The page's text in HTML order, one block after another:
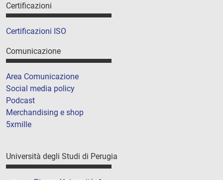
Certificazioni
Certificazioni ISO
Comunicazione
Area Comunicazione
Social media policy
Podcast
Merchandising e shop
5xmille
Università degli Studi di Perugia